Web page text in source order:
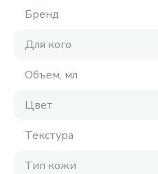
Бренд
Для кого
Объем, мл
Цвет
Текстура
Тип кожи